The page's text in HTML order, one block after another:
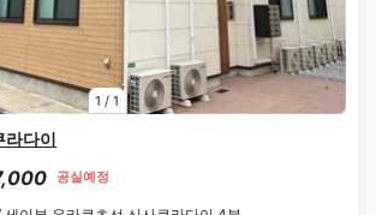
1 / 1
라다이
공실예정